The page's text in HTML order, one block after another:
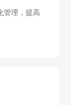
管理，提高